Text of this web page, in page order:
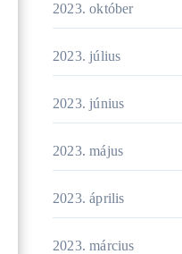
2023. október
2023. július
2023. június
2023. május
2023. április
2023. március